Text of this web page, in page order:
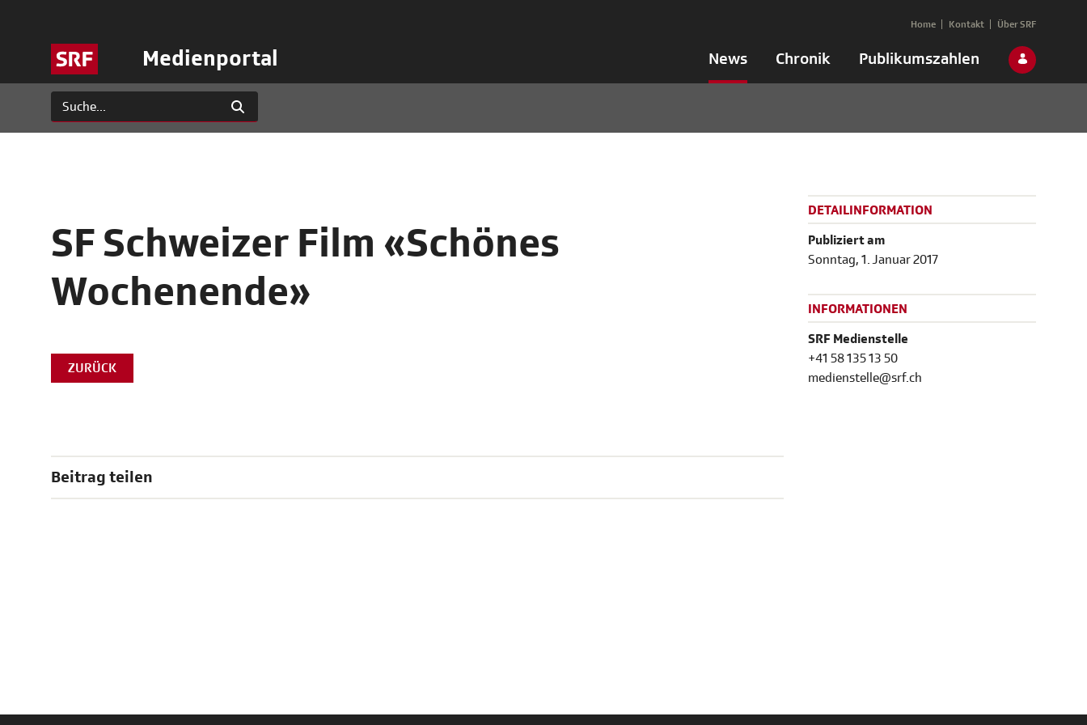
Medienportal News Chronik Publikumszahlen
Home Kontakt Über SRF
SF Schweizer Film «Schönes
Wochenende»
ZURÜCK
Beitrag teilen
DETAILINFORMATION
Publiziert am
Sonntag, 1. Januar 2017
INFORMATIONEN
SRF Medienstelle
+41 58 135 13 50
medienstelle@srf.ch